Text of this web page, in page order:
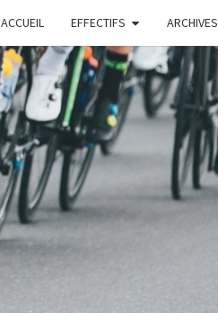
ACCUEIL EFFECTIFS ARCHIVES